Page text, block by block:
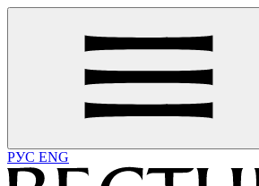
РУС ENG